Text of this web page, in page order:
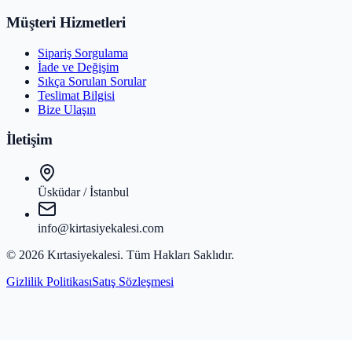
Müşteri Hizmetleri
Sipariş Sorgulama
İade ve Değişim
Sıkça Sorulan Sorular
Teslimat Bilgisi
Bize Ulaşın
İletişim
Üsküdar / İstanbul
info@kirtasiyekalesi.com
© 2026 Kırtasiyekalesi. Tüm Hakları Saklıdır.
Gizlilik PolitikasıSatış Sözleşmesi